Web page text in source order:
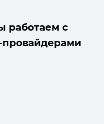
работаем с